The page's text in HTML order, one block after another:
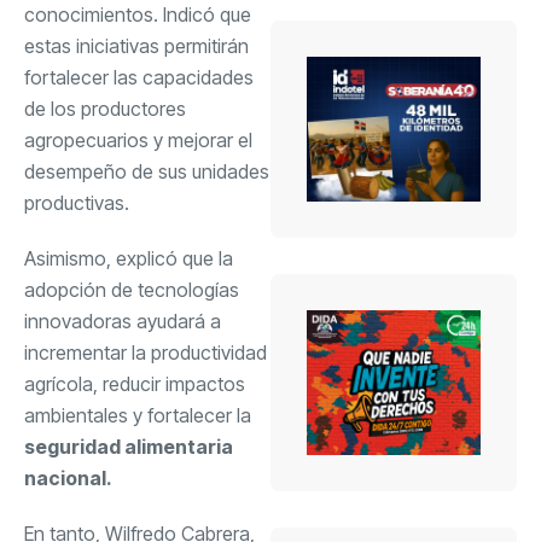
conocimientos. Indicó que
estas iniciativas permitirán
fortalecer las capacidades
de los productores
agropecuarios y mejorar el
desempeño de sus unidades
productivas.
Asimismo, explicó que la
adopción de tecnologías
innovadoras ayudará a
incrementar la productividad
agrícola, reducir impactos
ambientales y fortalecer la
seguridad alimentaria
nacional.
En tanto, Wilfredo Cabrera,